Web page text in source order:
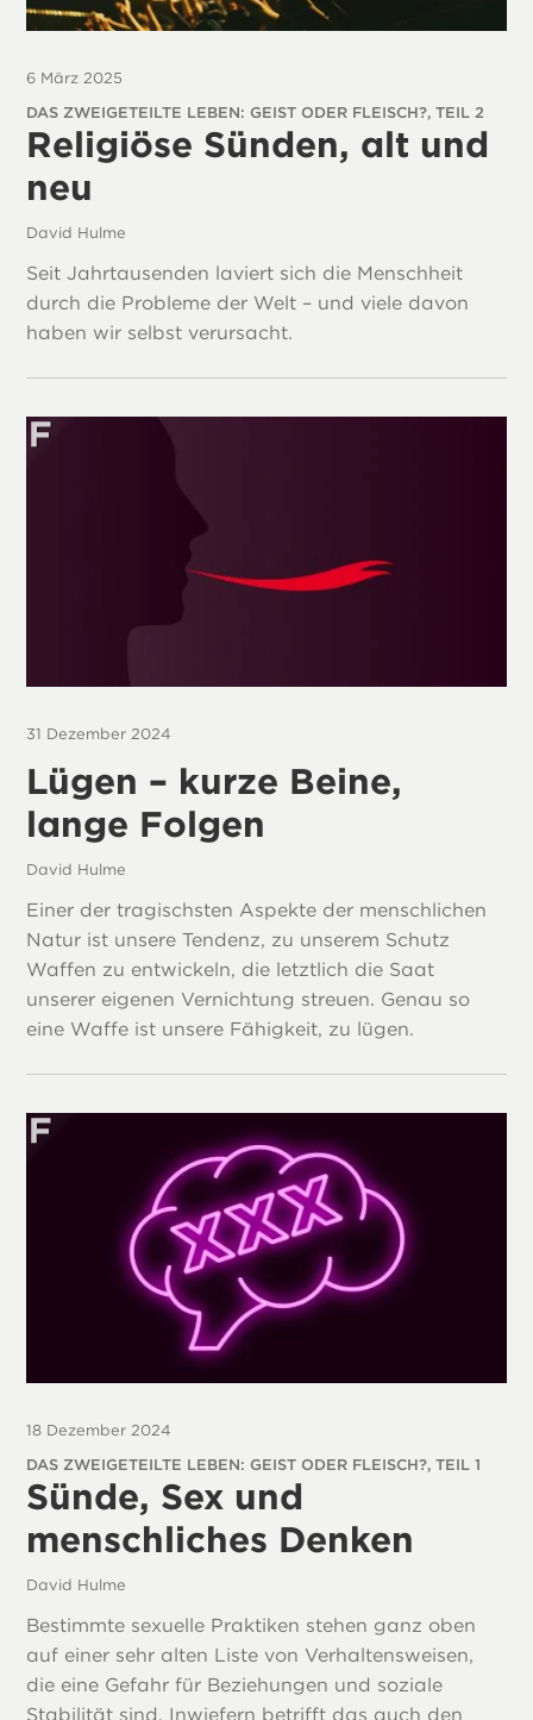
6 März 2025
DAS ZWEIGETEILTE LEBEN: GEIST ODER FLEISCH?, TEIL 2
Religiöse Sünden, alt und
neu
David Hulme
Seit Jahrtausenden laviert sich die Menschheit
durch die Probleme der Welt – und viele davon
haben wir selbst verursacht.
31 Dezember 2024
Lügen – kurze Beine,
lange Folgen
David Hulme
Einer der tragischsten Aspekte der menschlichen
Natur ist unsere Tendenz, zu unserem Schutz
Waffen zu entwickeln, die letztlich die Saat
unserer eigenen Vernichtung streuen. Genau so
eine Waffe ist unsere Fähigkeit, zu lügen.
18 Dezember 2024
DAS ZWEIGETEILTE LEBEN: GEIST ODER FLEISCH?, TEIL 1
Sünde, Sex und
menschliches Denken
David Hulme
Bestimmte sexuelle Praktiken stehen ganz oben
auf einer sehr alten Liste von Verhaltensweisen,
die eine Gefahr für Beziehungen und soziale
Stabilität sind. Inwiefern betrifft das auch den